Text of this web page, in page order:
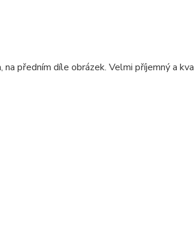
předním díle obrázek. Velmi příjemný a